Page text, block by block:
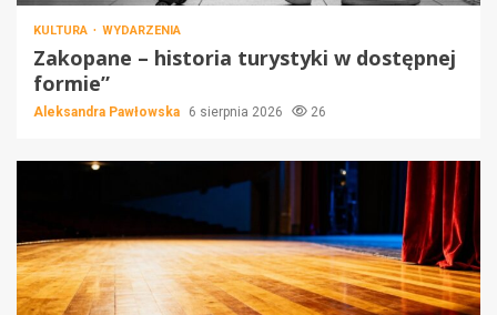
KULTURA WYDARZENIA
Zakopane – historia turystyki w dostępnej
formie”
Aleksandra Pawłowska 6 sierpnia 2026 26